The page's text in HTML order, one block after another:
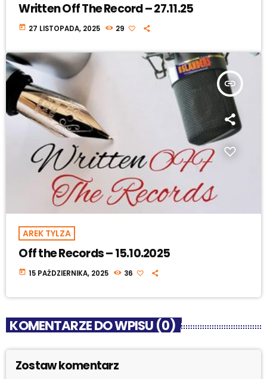
Written Off The Record – 27.11.25
today 27 LISTOPADA, 2025 29
insert_link
AREK TYLZA
Off the Records – 15.10.2025
today 15 PAŹDZIERNIKA, 2025 36
KOMENTARZE DO WPISU (0)
Zostaw komentarz